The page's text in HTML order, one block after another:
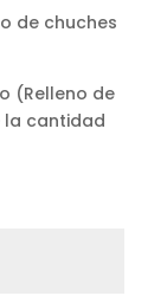
de chuches
(Relleno de
la cantidad